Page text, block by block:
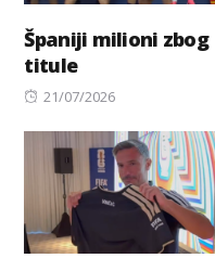
Španiji milioni zbog
titule
Posted
21/07/2026